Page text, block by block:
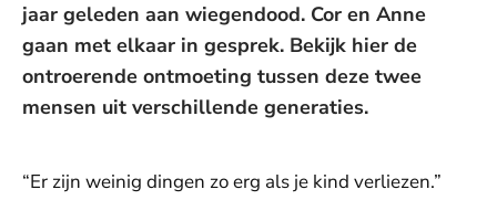
jaar geleden aan wiegendood. Cor en Anne
gaan met elkaar in gesprek. Bekijk hier de
ontroerende ontmoeting tussen deze twee
mensen uit verschillende generaties.
“Er zijn weinig dingen zo erg als je kind verliezen.”